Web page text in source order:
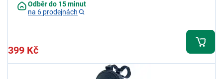
Odběr do 15 minut
na 6 prodejnách
399 Kč